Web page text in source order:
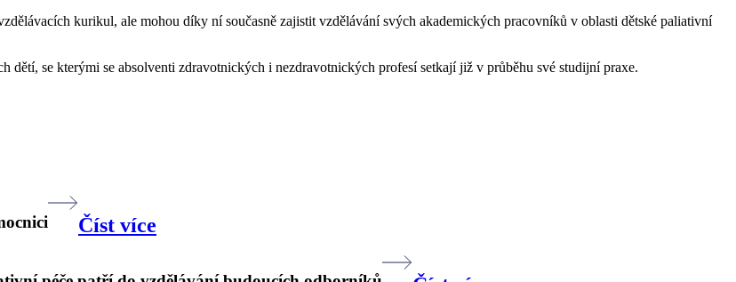
kurikul, ale mohou díky ní současně zajistit vzdělávání svých akademických pracovníků v oblasti dětské paliativní
se kterými se absolventi zdravotnických i nezdravotnických profesí setkají již v průběhu své studijní praxe.
Číst více